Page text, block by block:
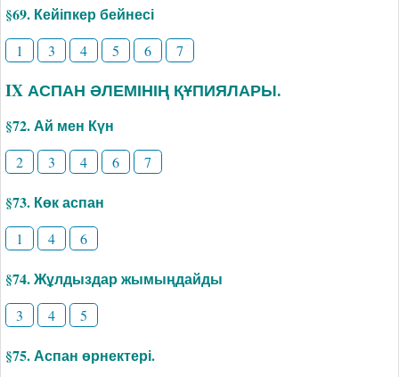
§69. Кейіпкер бейнесі
1 3 4 5 6 7
IX АСПАН ӘЛЕМІНІҢ ҚҰПИЯЛАРЫ.
§72. Ай мен Күн
2 3 4 6 7
§73. Көк аспан
1 4 6
§74. Жұлдыздар жымыңдайды
3 4 5
§75. Аспан өрнектері.